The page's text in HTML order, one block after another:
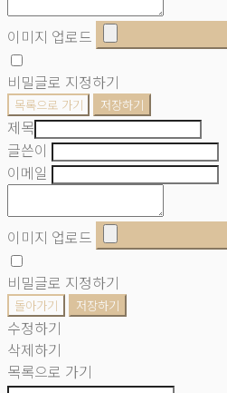
이미지 업로드
비밀글로 지정하기
목록으로 가기 저장하기
제목
글쓴이
이메일
이미지 업로드
비밀글로 지정하기
돌아가기 저장하기
수정하기
삭제하기
목록으로 가기